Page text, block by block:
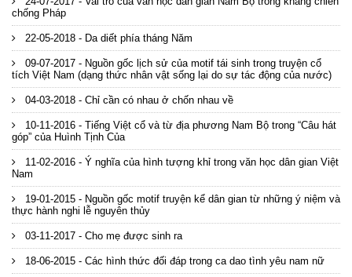
chống Pháp
22-05-2018 - Da diết phía tháng Năm
09-07-2017 - Nguồn gốc lịch sử của motif tái sinh trong truyện cổ
tích Việt Nam (dạng thức nhân vật sống lại do sự tác động của nước)
04-03-2018 - Chỉ cần có nhau ở chốn nhau về
10-11-2016 - Tiếng Việt cổ và từ địa phương Nam Bộ trong “Câu hát
góp” của Huình Tịnh Của
11-02-2016 - Ý nghĩa của hình tượng khỉ trong văn học dân gian Việt
Nam
19-01-2015 - Nguồn gốc motif truyện kể dân gian từ những ý niệm và
thực hành nghi lễ nguyên thủy
03-11-2017 - Cho mẹ được sinh ra
18-06-2015 - Các hình thức đối đáp trong ca dao tình yêu nam nữ